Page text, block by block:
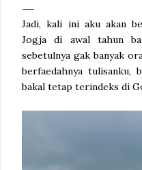
Jadi, kali ini aku akan
Jogja di awal tahun
sebetulnya gak banyak
berfaedahnya tulisanku,
bakal tetap terindeks di